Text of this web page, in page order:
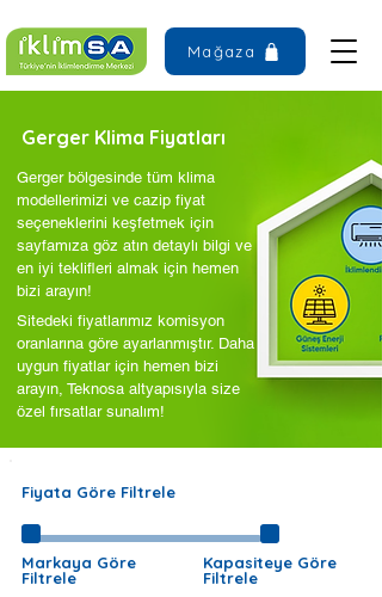
Mağaza
Gerger Klima Fiyatları
Gerger bölgesinde tüm klima
modellerimizi ve cazip fiyat
seçeneklerini keşfetmek için
sayfamıza göz atın detaylı bilgi ve
en iyi teklifleri almak için hemen
bizi arayın!
Sitedeki fiyatlarımız komisyon
oranlarına göre ayarlanmıştır. Daha
uygun fiyatlar için hemen bizi
arayın, Teknosa altyapısıyla size
özel fırsatlar sunalım!
Fiyata Göre Filtrele
Markaya Göre
Filtrele
Kapasiteye Göre
Filtrele